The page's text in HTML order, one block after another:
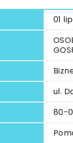
01
ul.
80-